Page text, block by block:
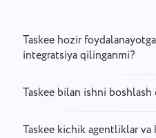
Taskee hozir
integratsiya qilinganmi?
Taskee bilan ishni
Taskee kichik agentliklar